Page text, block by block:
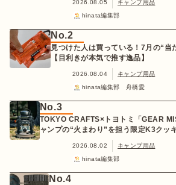
2026.08.05
キャンプ用品
hinata編集部
No.2
見つけた人は買っている！7月の“当
【目利きが本気で推す逸品】
2026.08.04
キャンプ用品
hinata編集部 舟橋愛
No.3
TOKYO CRAFTS×トヨトミ「GEAR
ャンプの“火まわり”を担う限定K3クッ
2026.08.02
キャンプ用品
hinata編集部
No.4